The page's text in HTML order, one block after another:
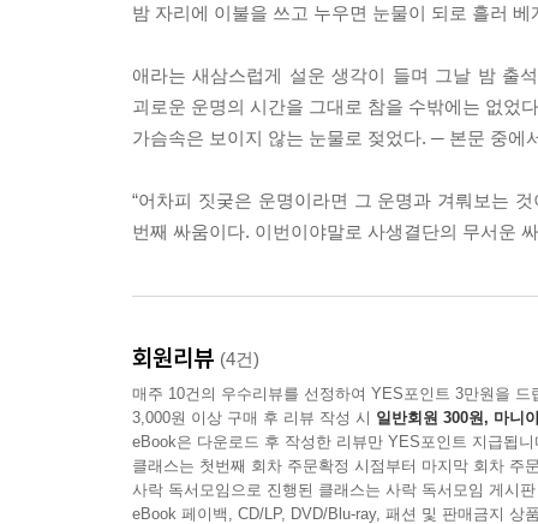
밤 자리에 이불을 쓰고 누우면 눈물이 되로 흘러
애라는 새삼스럽게 설운 생각이 들며 그날 밤 출
괴로운 운명의 시간을 그대로 참을 수밖에는 없었
가슴속은 보이지 않는 눈물로 젖었다. ─ 본문 중에
“어차피 짓궂은 운명이라면 그 운명과 겨뤄보는
번째 싸움이다. 이번이야말로 사생결단의 무서운
회원리뷰 (4건)
매주 10건의 우수리뷰를 선정하여 YES포인트 3만원을 드
3,000원 이상 구매 후 리뷰 작성 시 일반회원 300원, 마니
eBook은 다운로드 후 작성한 리뷰만 YES포인트 지급됩니
클래스는 첫번째 회차 주문확정 시점부터 마지막 회차 주
사락 독서모임으로 진행된 클래스는 사락 독서모임 게시
eBook 페이백, CD/LP, DVD/Blu-ray, 패션 및 판매금지 상